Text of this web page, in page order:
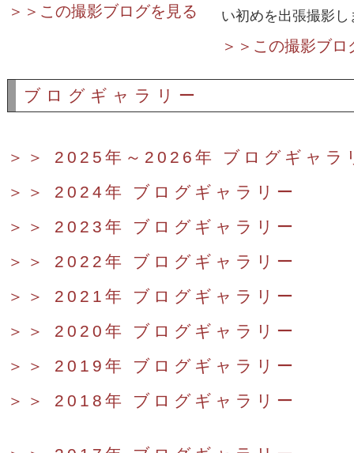
＞＞この撮影ブログを見る
い初めを出張撮影し
＞＞この撮影ブロ
ブログギャラリー
＞＞ 2025年～2026年 ブログギャラ
＞＞ 2024年 ブログギャラリー
＞＞ 2023年 ブログギャラリー
＞＞ 2022年 ブログギャラリー
＞＞ 2021年 ブログギャラリー
＞＞ 2020年 ブログギャラリー
＞＞ 2019年 ブログギャラリー
＞＞ 2018年 ブログギャラリー